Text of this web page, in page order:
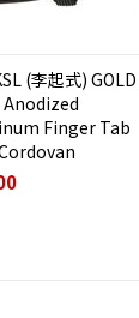
(李起式) GOLD
Finger Tab